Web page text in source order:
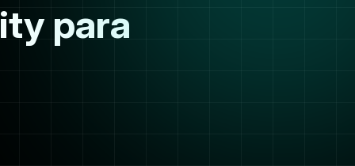
para